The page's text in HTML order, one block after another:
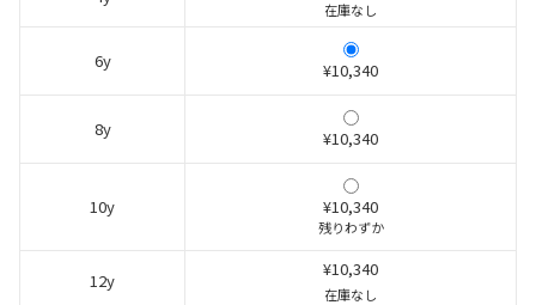
在庫なし
6y ¥10,340
8y ¥10,340
10y ¥10,340
残りわずか
12y
¥10,340
在庫なし